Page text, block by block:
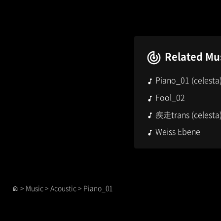
Related
Piano_01 (celesta)
Fool_02
疾走trans (celesta)
Weiss Ebene
home > Music> Acoustic> Piano_01